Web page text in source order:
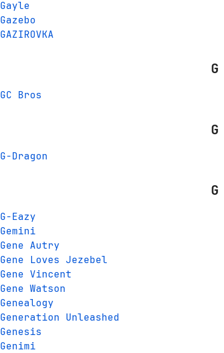
Gayle
Gazebo
GAZIROVKA
GC Bros
G-Dragon
G-Eazy
Gemini
Gene Autry
Gene Loves Jezebel
Gene Vincent
Gene Watson
Genealogy
Generation Unleashed
Genesis
Genimi